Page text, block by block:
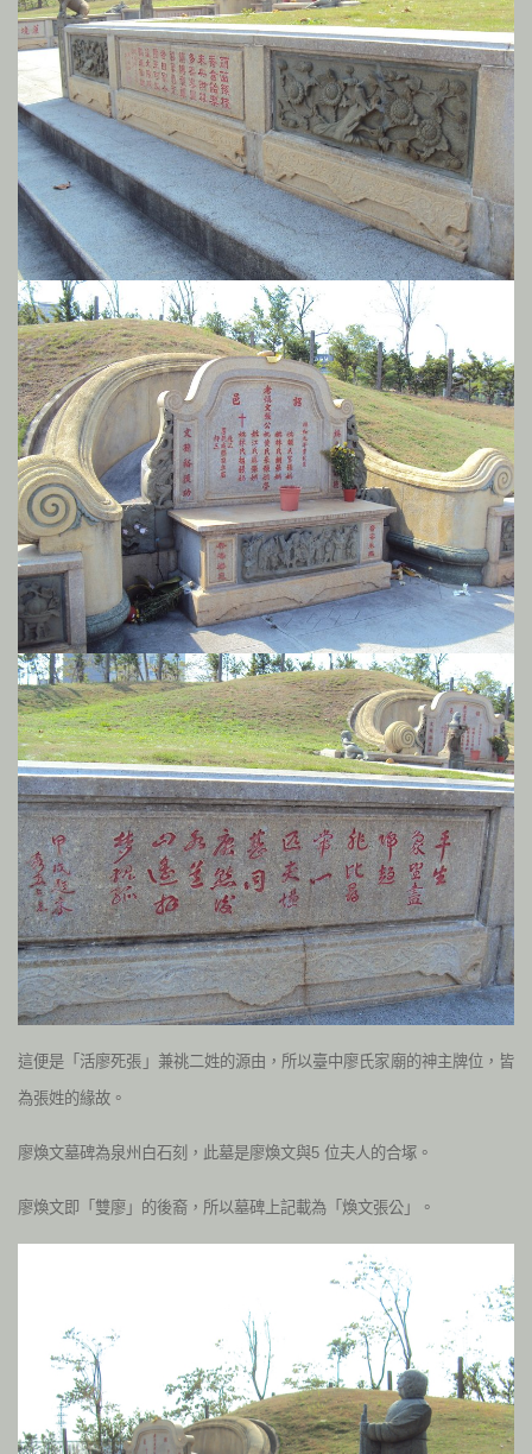
這便是「活廖死張」兼祧二姓的源由，所以臺中廖氏家廟的神主牌位，皆
為張姓的緣故。
廖煥文墓碑為泉州白石刻，此墓是廖煥文與5 位夫人的合塚。
廖煥文即「雙廖」的後裔，所以墓碑上記載為「煥文張公」。